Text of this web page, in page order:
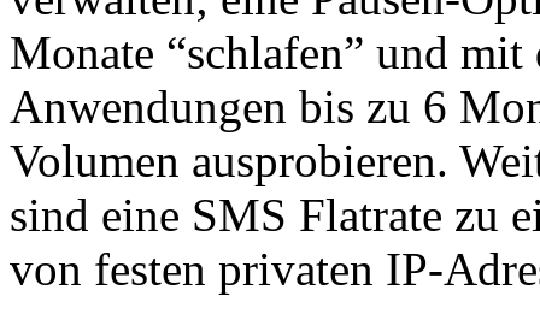
Monate “schlafen” und
Anwendungen bis zu 6
Volumen ausprobieren.
sind eine SMS Flatrate zu
von festen privaten IP-